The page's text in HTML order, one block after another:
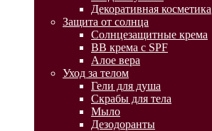
Декоративная косметика
Защита от солнца
Солнцезащитные крема
BB крема с SPF
Алое вера
Уход за телом
Гели для душа
Скрабы для тела
Мыло
Дезодоранты